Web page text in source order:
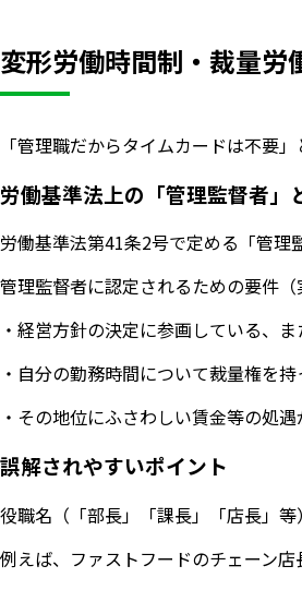
変形労働時間制・裁量
「管理職だからタイムカードは不要
労働基準法上の「管理監督者」
労働基準法第41条2号で定める「管理
管理監督者に認定されるための要件（
・経営方針の決定に参画している、
・自分の勤務時間について裁量権を持
・その地位にふさわしい賃金等の処
誤解されやすいポイント
役職名（「部長」「課長」「店長」
例えば、ファストフードのチェーン